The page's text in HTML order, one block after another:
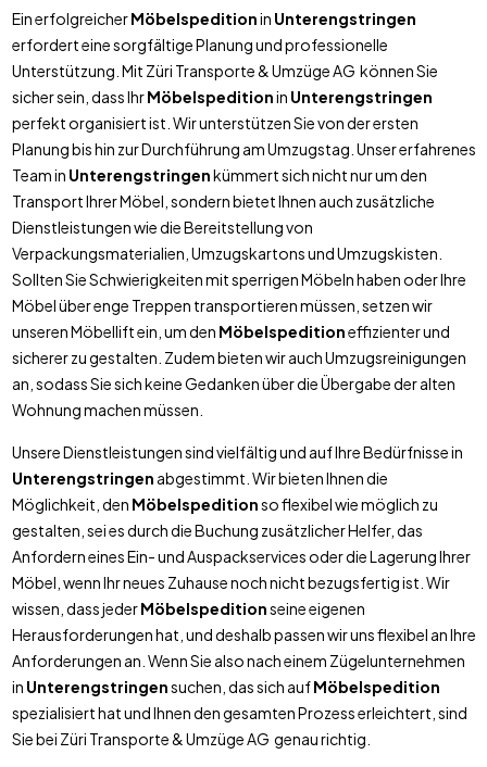
Ein erfolgreicherMöbelspeditionin Unterengstringen
erfordert eine sorgfältige Planung und professionelle
Unterstützung. Mit Züri Transporte & Umzüge AG können Sie
sicher sein, dass IhrMöbelspeditionin Unterengstringen
perfekt organisiert ist. Wir unterstützen Sie von der ersten
Planung bis hin zur Durchführung am Umzugstag. Unser erfahrenes
Team in Unterengstringenkümmert sich nicht nur um den
Transport Ihrer Möbel, sondern bietet Ihnen auch zusätzliche
Dienstleistungen wie die Bereitstellung von
Verpackungsmaterialien, Umzugskartons und Umzugskisten.
Sollten Sie Schwierigkeiten mit sperrigen Möbeln haben oder Ihre
Möbel über enge Treppen transportieren müssen, setzen wir
unseren Möbellift ein, um den Möbelspeditioneffizienter und
sicherer zu gestalten. Zudem bieten wir auch Umzugsreinigungen
an, sodass Sie sich keine Gedanken über die Übergabe der alten
Wohnung machen müssen.
Unsere Dienstleistungen sind vielfältig und auf Ihre Bedürfnisse in
Unterengstringen abgestimmt. Wir bieten Ihnen die
Möglichkeit, den Möbelspeditionso flexibel wie möglich zu
gestalten, sei es durch die Buchung zusätzlicher Helfer, das
Anfordern eines Ein- und Auspackservices oder die Lagerung Ihrer
Möbel, wenn Ihr neues Zuhause noch nicht bezugsfertig ist. Wir
wissen, dass jederMöbelspeditionseine eigenen
Herausforderungen hat, und deshalb passen wir uns flexibel an Ihre
Anforderungen an. Wenn Sie also nach einem Zügelunternehmen
in Unterengstringensuchen, das sich aufMöbelspedition
spezialisiert hat und Ihnen den gesamten Prozess erleichtert, sind
Sie bei Züri Transporte & Umzüge AG genau richtig.